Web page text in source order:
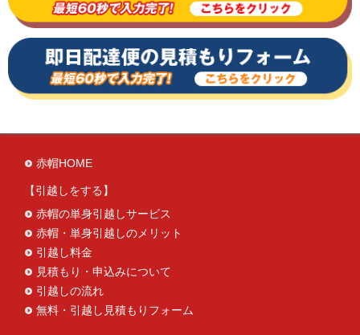
赤帽HOME
引越しをする
赤帽の単身引越しサービス
赤帽・単身引越しのメリット
引越し料金
見積もり・申込みについて
引越しの流れ
無料・引越し見積もりフォーム